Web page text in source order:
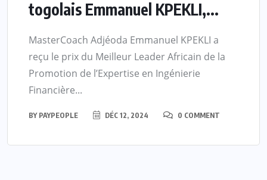
togolais Emmanuel KPEKLI,...
MasterCoach Adjéoda Emmanuel KPEKLI a
reçu le prix du Meilleur Leader Africain de la
Promotion de l’Expertise en Ingénierie
Financière...
BY PAYPEOPLE DÉC 12, 2024 0 COMMENT